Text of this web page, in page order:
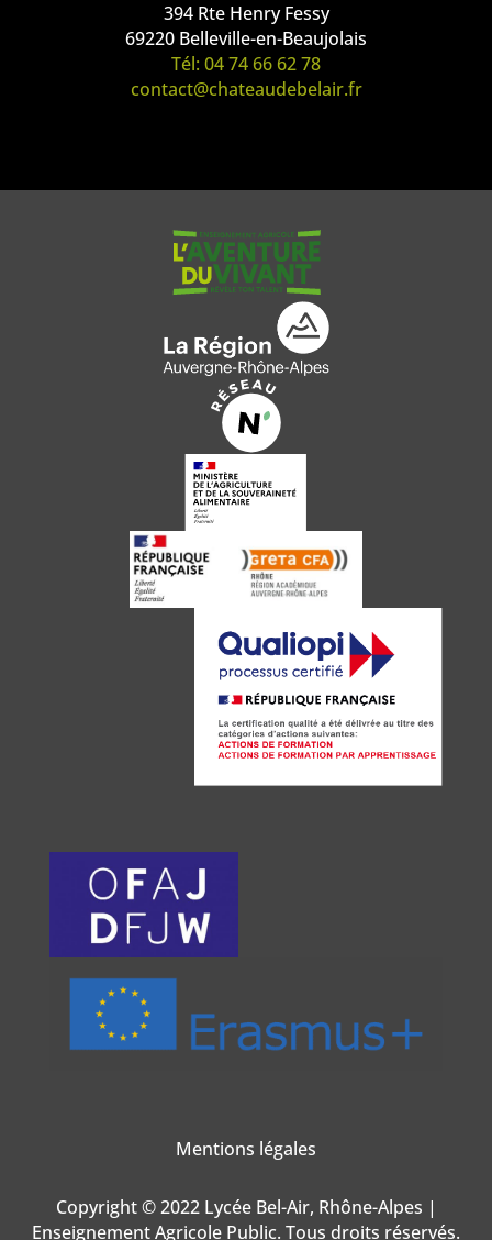
394 Rte Henry Fessy
69220 Belleville-en-Beaujolais
Tél: 04 74 66 62 78
contact@chateaudebelair.fr
Mentions légales
Copyright © 2022 Lycée Bel-Air, Rhône-Alpes |
Enseignement Agricole Public. Tous droits réservés.